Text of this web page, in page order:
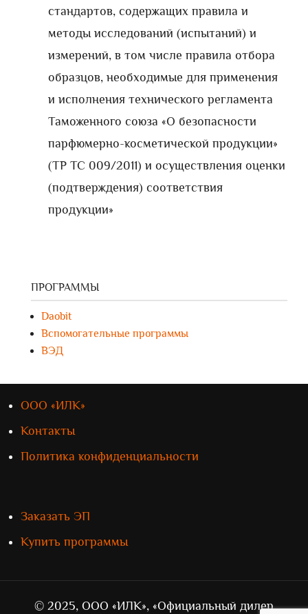
стандартов, содержащих правила и
методы исследований (испытаний) и
измерений, в том числе правила отбора
образцов, необходимые для применения
и исполнения технического регламента
Таможенного союза «О безопасности
парфюмерно-косметической продукции»
(ТР ТС 009/2011) и осуществления оценки
(подтверждения) соответствия
продукции»
ПРОГРАММЫ
Daobit
Вспомогательные программы
ВЭД
ООО «ИЛК»
Контакты
Политика конфиденциальности
Заказать ЭП
Купить программы
© 2025, ООО «ИЛК», «Официальный дилер